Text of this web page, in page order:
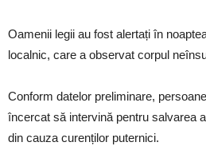
Oamenii legii au fost alertați în
localnic, care a observat corpul
Conform datelor preliminare,
încercat să intervină pentru salvarea
din cauza curenților puternici.